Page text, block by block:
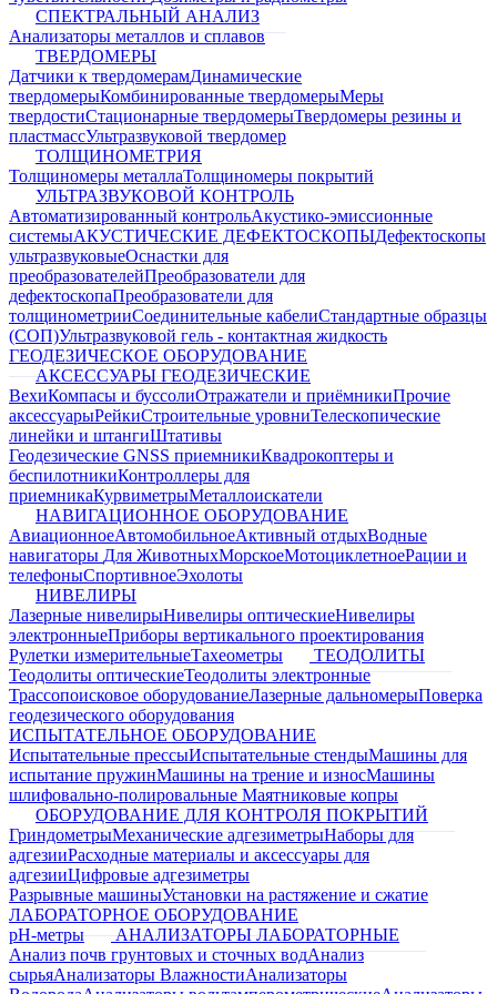
СПЕКТРАЛЬНЫЙ АНАЛИЗ
Анализаторы металлов и сплавов
ТВЕРДОМЕРЫ
Датчики к твердомерамДинамические
твердомерыКомбинированные твердомерыМеры
твердостиСтационарные твердомерыТвердомеры резины и
пластмассУльтразвуковой твердомер
ТОЛЩИНОМЕТРИЯ
Толщиномеры металлаТолщиномеры покрытий
УЛЬТРАЗВУКОВОЙ КОНТРОЛЬ
Автоматизированный контрольАкустико-эмиссионные
системыАКУСТИЧЕСКИЕ ДЕФЕКТОСКОПЫДефектоскопы
ультразвуковыеОснастки для
преобразователейПреобразователи для
дефектоскопаПреобразователи для
толщинометрииСоединительные кабелиСтандартные образцы
(СОП)Ультразвуковой гель - контактная жидкость
ГЕОДЕЗИЧЕСКОЕ ОБОРУДОВАНИЕ
АКСЕССУАРЫ ГЕОДЕЗИЧЕСКИЕ
ВехиКомпасы и буссолиОтражатели и приёмникиПрочие
аксессуарыРейкиСтроительные уровниТелескопические
линейки и штангиШтативы
Геодезические GNSS приемникиКвадрокоптеры и
беспилотникиКонтроллеры для
приемникаКурвиметрыМеталлоискатели
НАВИГАЦИОННОЕ ОБОРУДОВАНИЕ
АвиационноеАвтомобильноеАктивный отдыхВодные
навигаторы Для ЖивотныхМорскоеМотоциклетноеРации и
телефоныСпортивноеЭхолоты
НИВЕЛИРЫ
Лазерные нивелирыНивелиры оптическиеНивелиры
электронныеПриборы вертикального проектирования
Рулетки измерительныеТахеометры
ТЕОДОЛИТЫ
Теодолиты оптическиеТеодолиты электронные
Трассопоисковое оборудованиеЛазерные дальномерыПоверка
геодезического оборудования
ИСПЫТАТЕЛЬНОЕ ОБОРУДОВАНИЕ
Испытательные прессыИспытательные стендыМашины для
испытание пружинМашины на трение и износМашины
шлифовально-полировальные Маятниковые копры
ОБОРУДОВАНИЕ ДЛЯ КОНТРОЛЯ ПОКРЫТИЙ
ГриндометрыМеханические адгезиметрыНаборы для
адгезииРасходные материалы и аксессуары для
адгезииЦифровые адгезиметры
Разрывные машиныУстановки на растяжение и сжатие
ЛАБОРАТОРНОЕ ОБОРУДОВАНИЕ
pH-метры
АНАЛИЗАТОРЫ ЛАБОРАТОРНЫЕ
Анализ почв грунтовых и сточных водАнализ
сырьяАнализаторы ВлажностиАнализаторы